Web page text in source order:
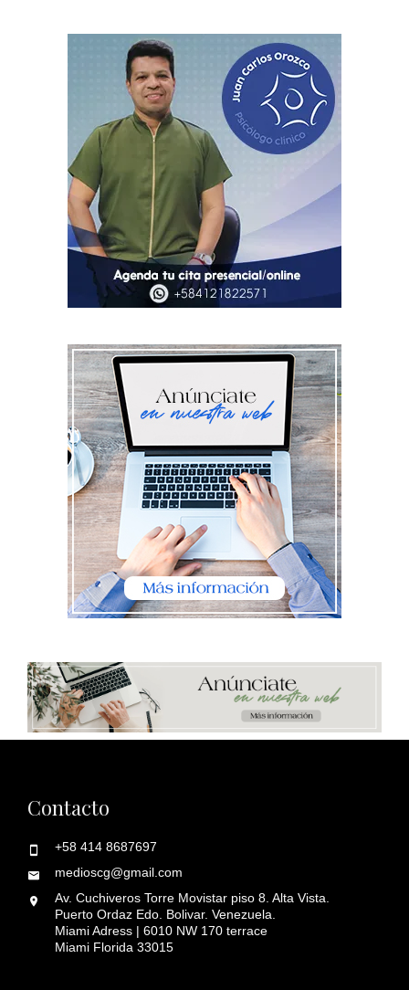
Contacto
+58 414 8687697
medioscg@gmail.com
Av. Cuchiveros Torre Movistar piso 8. Alta Vista.
Puerto Ordaz Edo. Bolivar. Venezuela.
Miami Adress | 6010 NW 170 terrace
Miami Florida 33015